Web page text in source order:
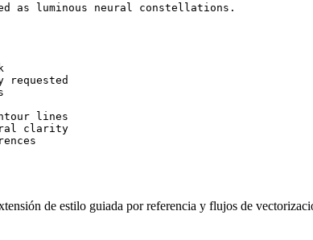
as luminous neural constellations.
requested
lines
clarity
de estilo guiada por referencia y flujos de